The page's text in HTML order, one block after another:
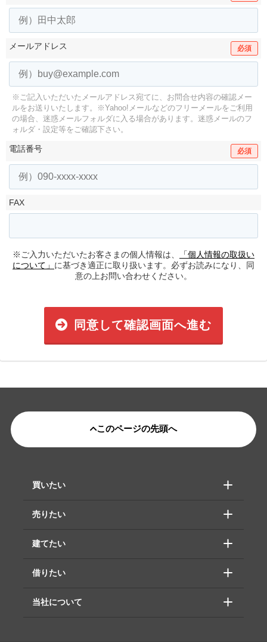
メールアドレス 必須
※ご記入いただいたメールアドレス宛てに、お問合せ内容の確認メー
ルをお送りいたします。
※Yahoo!メールなどのフリーメールをご利用
の場合、迷惑メールフォルダに入る場合があります。 迷惑メールのフ
ォルダ・設定等をご確認下さい。
電話番号 必須
FAX
※ご入力いただいたお客さまの個人情報は、
「個人情報の取扱い
について」 に基づき適正に取り扱います。必ずお読みになり、同
意の上お問い合わせください。
同意して確認画面へ進む
このページの先頭へ
買いたい
売りたい
建てたい
借りたい
当社について